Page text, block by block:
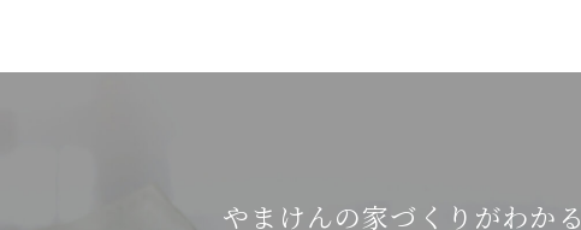
やまけんの家づくりがわかる